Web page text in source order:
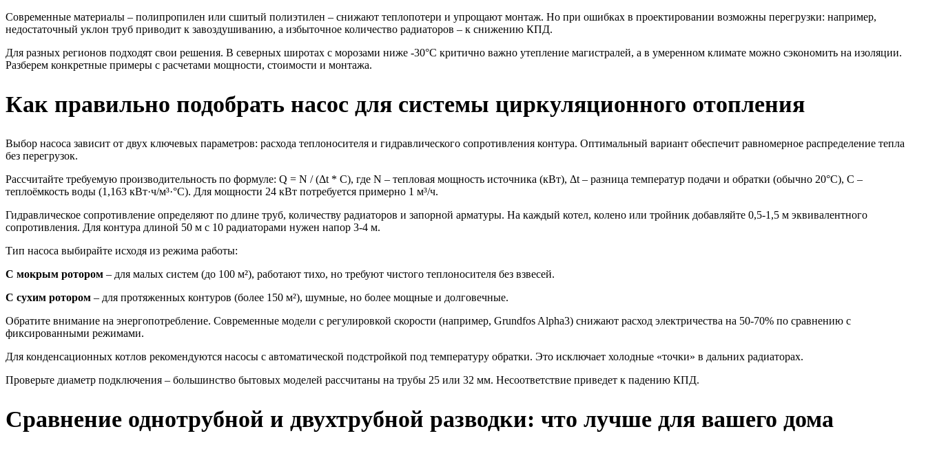
Современные материалы – полипропилен или сшитый полиэтилен – снижают теплопотери и упрощают монтаж. Но при ошибках в проектировании возможны перегрузки: например,
недостаточный уклон труб приводит к завоздушиванию, а избыточное количество радиаторов – к снижению КПД.
Для разных регионов подходят свои решения. В северных широтах с морозами ниже -30°C критично важно утепление магистралей, а в умеренном климате можно сэкономить на изоляции.
Разберем конкретные примеры с расчетами мощности, стоимости и монтажа.
Как правильно подобрать насос для системы циркуляционного отопления
Выбор насоса зависит от двух ключевых параметров: расхода теплоносителя и гидравлического сопротивления контура. Оптимальный вариант обеспечит равномерное распределение тепла
без перегрузок.
Рассчитайте требуемую производительность по формуле: Q = N / (Δt * C), где N – тепловая мощность источника (кВт), Δt – разница температур подачи и обратки (обычно 20°C), C –
теплоёмкость воды (1,163 кВт·ч/м³·°C). Для мощности 24 кВт потребуется примерно 1 м³/ч.
Гидравлическое сопротивление определяют по длине труб, количеству радиаторов и запорной арматуры. На каждый котел, колено или тройник добавляйте 0,5-1,5 м эквивалентного
сопротивления. Для контура длиной 50 м с 10 радиаторами нужен напор 3-4 м.
Тип насоса выбирайте исходя из режима работы:
С мокрым ротором – для малых систем (до 100 м²), работают тихо, но требуют чистого теплоносителя без взвесей.
С сухим ротором – для протяженных контуров (более 150 м²), шумные, но более мощные и долговечные.
Обратите внимание на энергопотребление. Современные модели с регулировкой скорости (например, Grundfos Alpha3) снижают расход электричества на 50-70% по сравнению с
фиксированными режимами.
Для конденсационных котлов рекомендуются насосы с автоматической подстройкой под температуру обратки. Это исключает холодные «точки» в дальних радиаторах.
Проверьте диаметр подключения – большинство бытовых моделей рассчитаны на трубы 25 или 32 мм. Несоответствие приведет к падению КПД.
Сравнение однотрубной и двухтрубной разводки: что лучше для вашего дома